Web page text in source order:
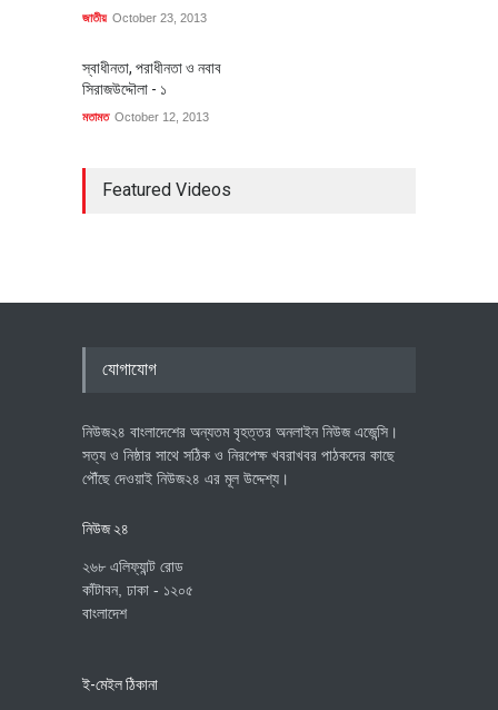
জাতীয় October 23, 2013
স্বাধীনতা, পরাধীনতা ও নবাব
সিরাজউদ্দৌলা - ১
মতামত October 12, 2013
Featured Videos
যোগাযোগ
নিউজ২৪ বাংলাদেশের অন্যতম বৃহত্তর অনলাইন নিউজ এজেন্সি।
সত্য ও নিষ্ঠার সাথে সঠিক ও নিরপেক্ষ খবরাখবর পাঠকদের কাছে
পৌঁছে দেওয়াই নিউজ২৪ এর মূল উদ্দেশ্য।
নিউজ ২৪
২৬৮ এলিফ্যান্ট রোড
কাঁটাবন, ঢাকা - ১২০৫
বাংলাদেশ
ই-মেইল ঠিকানা